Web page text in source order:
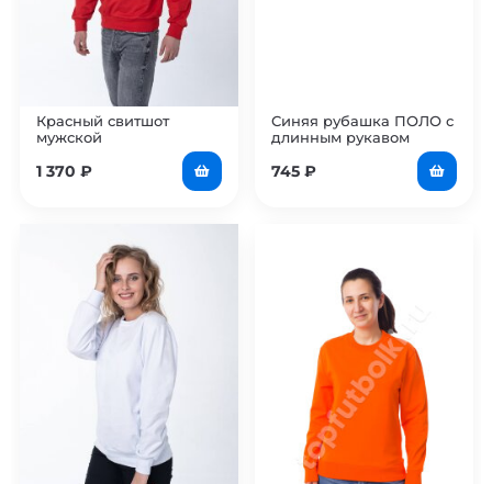
Красный свитшот
мужской
1 370 ₽
Синяя рубашка ПОЛО с
длинным рукавом
745 ₽